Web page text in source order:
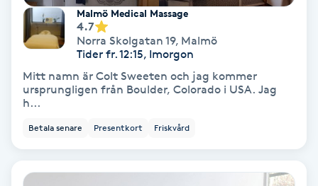
Ombre brows
Ombre naglar
Optiker
Ortobionomi
Malmö Medical Massage
4.7
Norra Skolgatan 19, Malmö
Tider fr. 12:15, Imorgon
Mitt namn är Colt Sweeten och jag kommer
ursprungligen från Boulder, Colorado i USA. Jag
h...
Betala senare Presentkort Friskvård